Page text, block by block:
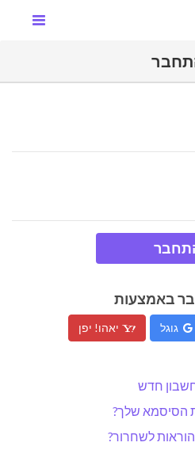
באמצעות
גוגל יאהו! יפן
חדש
הסיסמא שלך?
לשחרור?